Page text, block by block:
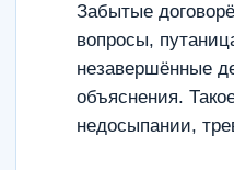
Забытые
вопросы,
незавершённые
объяснения.
недосыпании,